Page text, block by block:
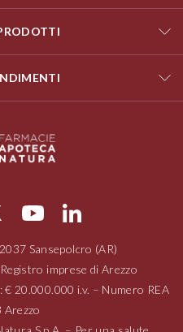
Sansepolcro (AR)
imprese di Arezzo
€ 20.000.000 i.v. – Numero REA
Arezzo